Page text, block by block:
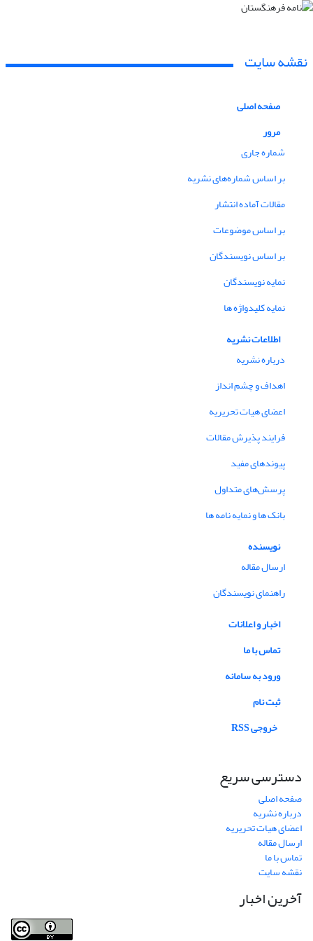
نقشه سایت
صفحه اصلی
مرور
شماره جاری
بر اساس شماره‌های نشریه
مقالات آماده انتشار
بر اساس موضوعات
بر اساس نویسندگان
نمایه نویسندگان
نمایه کلیدواژه ها
اطلاعات نشریه
درباره نشریه
اهداف و چشم انداز
اعضای هیات تحریریه
فرایند پذیرش مقالات
پیوندهای مفید
پرسش‌های متداول
بانک ها و نمایه نامه ها
نویسنده
ارسال مقاله
راهنمای نویسندگان
اخبار و اعلانات
تماس با ما
ورود به سامانه
ثبت نام
خروجی RSS
دسترسی سریع
صفحه اصلی
درباره نشریه
اعضای هیات تحریریه
ارسال مقاله
تماس با ما
نقشه سایت
آخرین اخبار